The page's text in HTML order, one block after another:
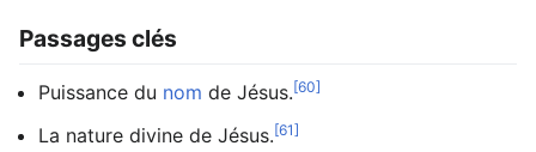
Passages clés
Puissance du nom de Jésus.[60]
La nature divine de Jésus.[61]